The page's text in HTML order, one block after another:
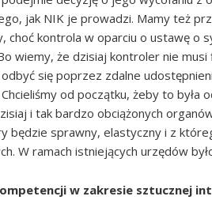
jak NIK je prowadzi. Mamy też
choć kontrola w oparciu o ustawę o
wiemy, że dzisiaj kontroler nie
się poprzez zdalne
od początku, żeby to była
i tak bardzo obciążonych
będzie sprawny, elastyczny i z
W ramach istniejących urzędów
w zakresie sztucznej